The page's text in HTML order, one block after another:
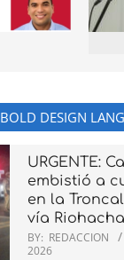
BOLD DESIGN
URGENTE:
embistió a
en la
vía
BY: REDACCION
2026